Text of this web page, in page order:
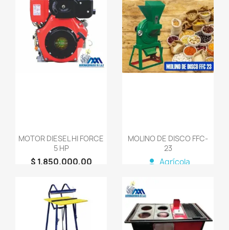
MOTOR DIESEL HI FORCE
5 HP
$ 1.850.000,00
SG S.A.S
favorite_border
MOLINO DE DISCO FFC-
23
person Agrícola
favorite_border
favorite_border